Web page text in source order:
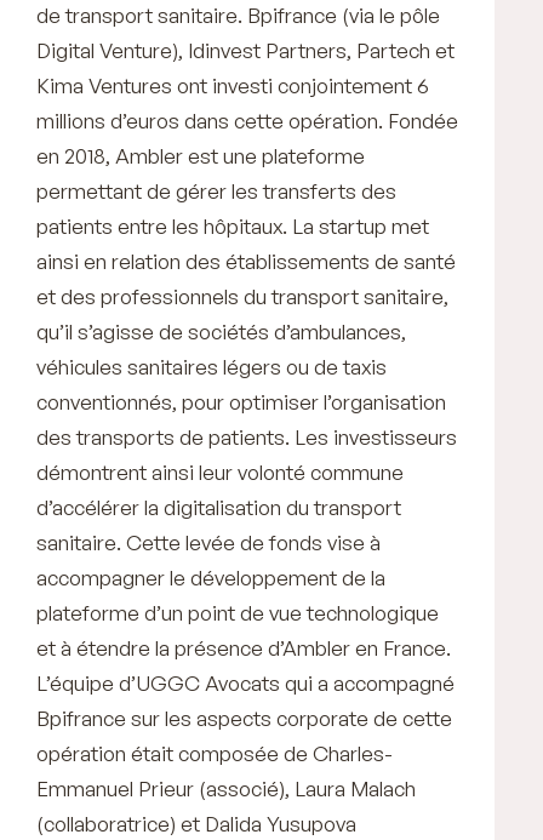
de transport sanitaire. Bpifrance (via le pôle
Digital Venture), Idinvest Partners, Partech et
Kima Ventures ont investi conjointement 6
millions d’euros dans cette opération. Fondée
en 2018, Ambler est une plateforme
permettant de gérer les transferts des
patients entre les hôpitaux. La startup met
ainsi en relation des établissements de santé
et des professionnels du transport sanitaire,
qu’il s’agisse de sociétés d’ambulances,
véhicules sanitaires légers ou de taxis
conventionnés, pour optimiser l’organisation
des transports de patients. Les investisseurs
démontrent ainsi leur volonté commune
d’accélérer la digitalisation du transport
sanitaire. Cette levée de fonds vise à
accompagner le développement de la
plateforme d’un point de vue technologique
et à étendre la présence d’Ambler en France.
L’équipe d’UGGC Avocats qui a accompagné
Bpifrance sur les aspects corporate de cette
opération était composée de Charles-
Emmanuel Prieur (associé), Laura Malach
(collaboratrice) et Dalida Yusupova